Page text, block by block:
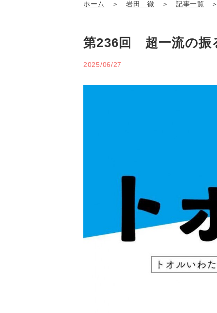
ホーム ＞岩田 徹 ＞ 記事一覧
第236回 超一流の振
2025/06/27